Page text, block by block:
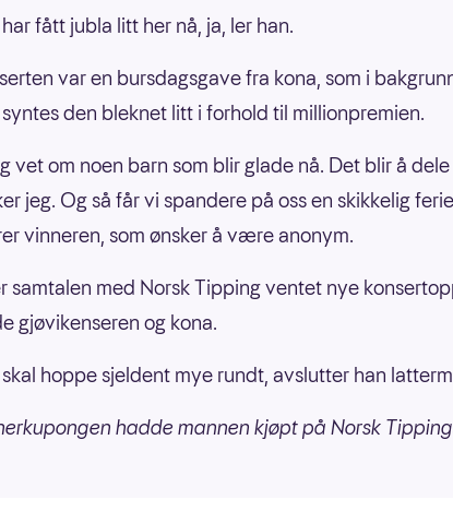
fått jubla litt her nå, ja, ler han.
var en bursdagsgave fra kona, som i
den bleknet litt i forhold til millionpremien.
vet om noen barn som blir glade nå. Det blir å
jeg. Og så får vi spandere på oss en skikkelig
vinneren, som ønsker å være anonym.
samtalen med Norsk Tipping ventet nye
gjøvikenseren og kona.
hoppe sjeldent mye rundt, avslutter han
hadde mannen kjøpt på Norsk